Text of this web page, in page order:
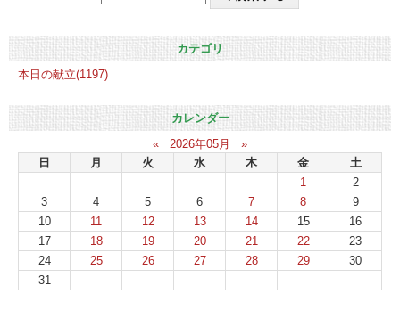
カテゴリ
本日の献立(1197)
カレンダー
«
2026年05月
»
日
月 火 水 木 金
土
1
2
3
4 5 6 7 8
9
10
11 12 13 14 15
16
17
18 19 20 21 22
23
24
25 26 27 28 29
30
31